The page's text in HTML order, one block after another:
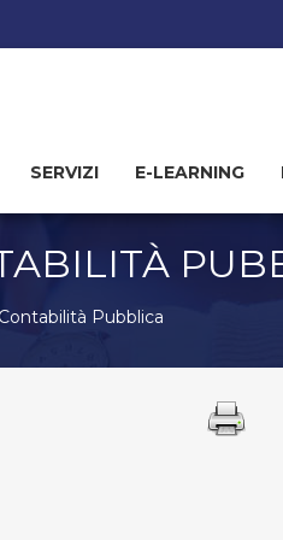
SERVIZI E-LEARNING
Pubblica